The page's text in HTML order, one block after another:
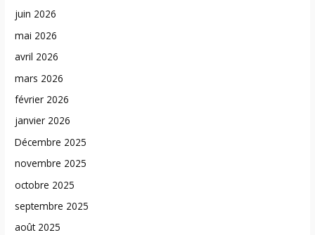
juin 2026
mai 2026
avril 2026
mars 2026
février 2026
janvier 2026
Décembre 2025
novembre 2025
octobre 2025
septembre 2025
août 2025